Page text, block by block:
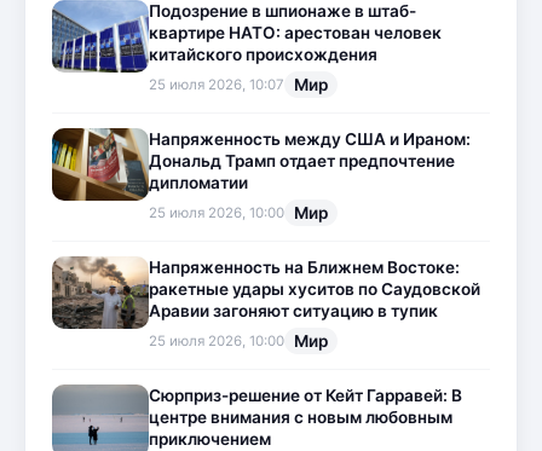
Подозрение в шпионаже в штаб-
квартире НАТО: арестован человек
китайского происхождения
25 июля 2026, 10:07 Мир
Напряженность между США и Ираном:
Дональд Трамп отдает предпочтение
дипломатии
25 июля 2026, 10:00 Мир
Напряженность на Ближнем Востоке:
ракетные удары хуситов по Саудовской
Аравии загоняют ситуацию в тупик
25 июля 2026, 10:00 Мир
Сюрприз-решение от Кейт Гарравей: В
центре внимания с новым любовным
приключением